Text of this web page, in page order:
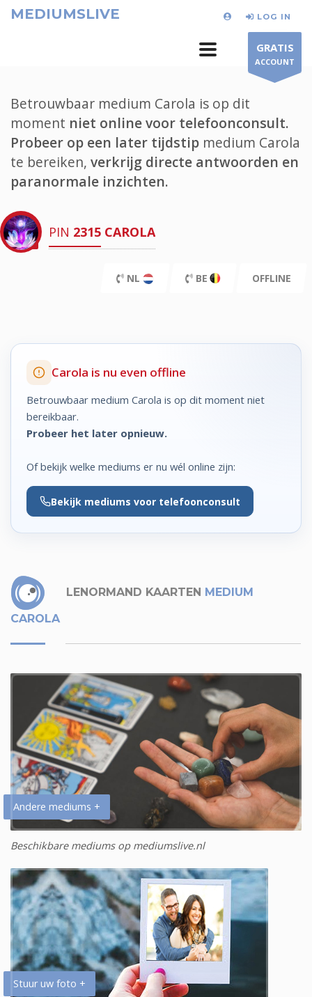
MEDIUMSLIVE LOG IN
GRATIS
ACCOUNT
Betrouwbaar medium Carola is op dit
moment niet online voor telefoonconsult.
Probeer op een later tijdstip medium Carola
te bereiken, verkrijg directe antwoorden en
paranormale inzichten.
PIN 2315 CAROLA
NL BE OFFLINE
Carola is nu even offline
Betrouwbaar medium Carola is op dit moment niet
bereikbaar.
Probeer het later opnieuw.
Of bekijk welke mediums er nu wél online zijn:
Bekijk mediums voor telefoonconsult
LENORMAND KAARTEN MEDIUM
CAROLA
Andere mediums +
Beschikbare mediums op mediumslive.nl
Stuur uw foto +